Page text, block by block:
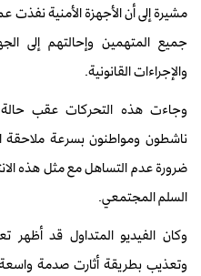
مشيرة إلى أن الأجهزة الأمنية
جميع المتهمين وإحالتهم إلى
والإجراءات القانونية.
وجاءت هذه التحركات عقب
ناشطون ومواطنون بسرعة ملاحقة
ضرورة عدم التساهل مع مثل هذه
السلم المجتمعي.
وكان الفيديو المتداول قد
وتعذيب بطريقة أثارت صدمة